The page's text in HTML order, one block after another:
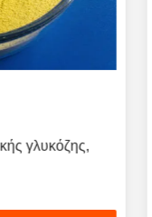
γλυκόζης,